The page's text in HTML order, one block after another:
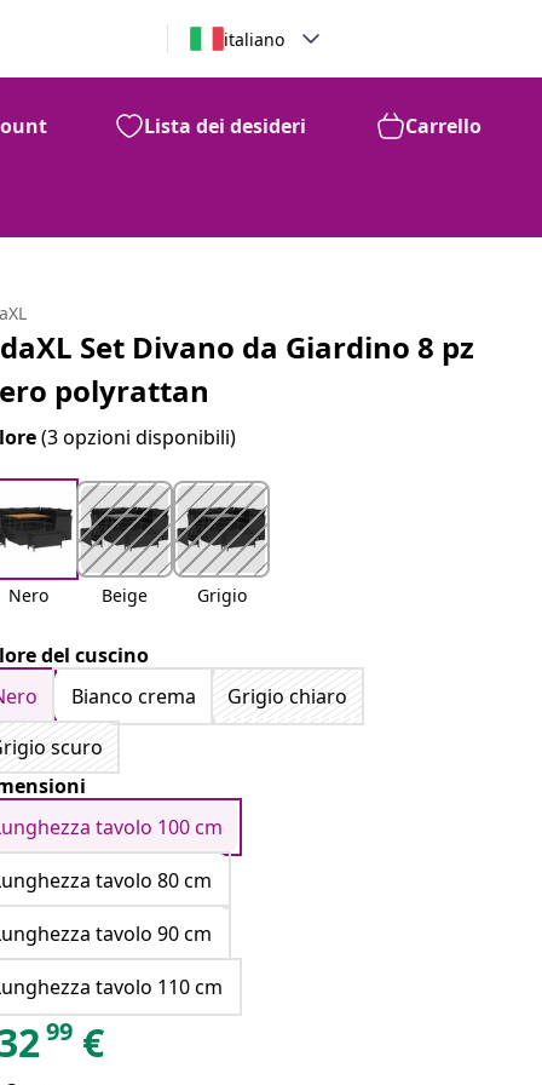
italiano
Lista dei desideri Carrello
Set Divano da Giardino 8 pz
polyrattan
(3 opzioni disponibili)
Nero Beige Grigio
del cuscino
Bianco crema
Grigio chiaro
scuro
tavolo 100 cm
tavolo 80 cm
tavolo 90 cm
tavolo 110 cm
99 €